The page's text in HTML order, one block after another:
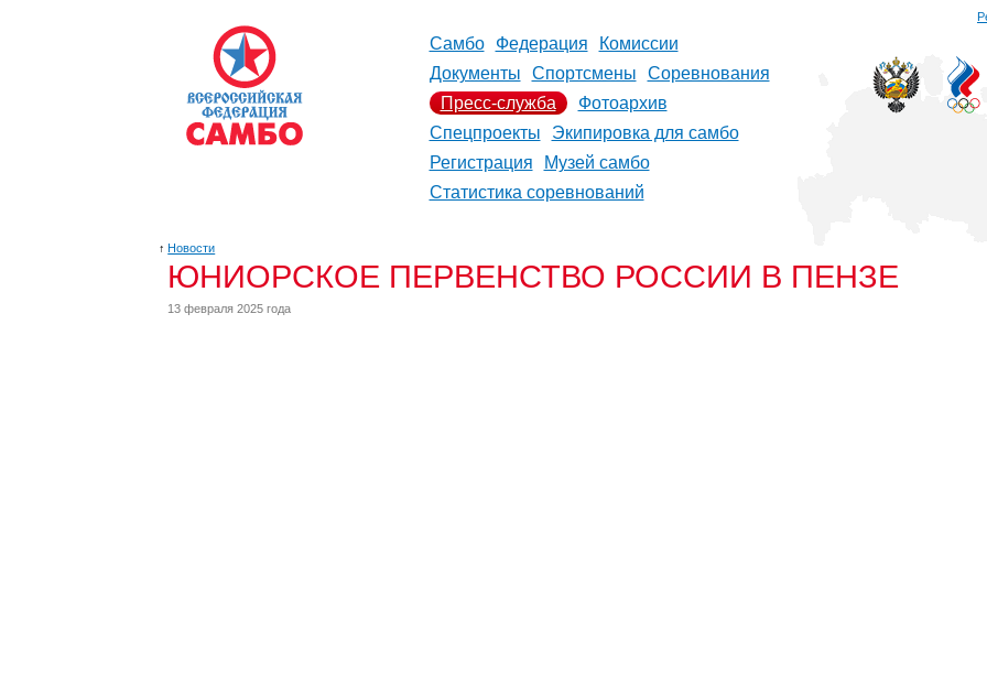
Самбо Федерация
Комиссии
Документы
Спортсмены
Соревнования
Пресс-служба
Фотоархив
Спецпроекты
Экипировка для самбо
Регистрация
Музей самбо
Статистика соревнований
↑ Новости
ЮНИОРСКОЕ ПЕРВЕНСТВО РОССИИ В ПЕНЗЕ
13 февраля 2025 года